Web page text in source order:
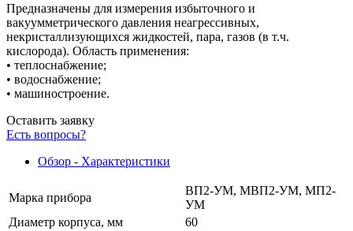
Предназначены для измерения избыточного и
вакуумметрического давления неагрессивных,
некристаллизующихся жидкостей, пара, газов (в т.ч.
кислорода). Область применения:
• теплоснабжение;
• водоснабжение;
• машиностроение.
Оставить заявку
Есть вопросы?
Обзор - Характеристики
Марка прибора
ВП2-УМ, МВП2-УМ, МП2-
УМ
Диаметр корпуса, мм
60